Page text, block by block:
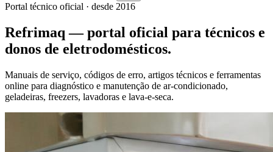
Portal técnico oficial · desde 2016
Refrimaq — portal oficial para técnicos e
donos de eletrodomésticos.
Manuais de serviço, códigos de erro, artigos técnicos e ferramentas
online para diagnóstico e manutenção de ar-condicionado,
geladeiras, freezers, lavadoras e lava-e-seca.